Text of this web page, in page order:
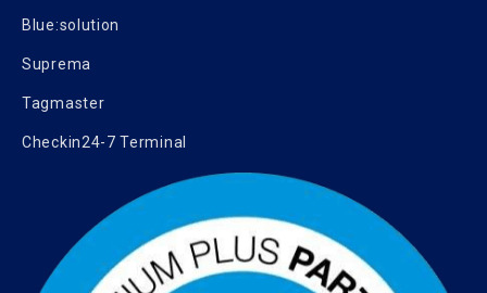
Blue:solution
Suprema
Tagmaster
Checkin24-7 Terminal